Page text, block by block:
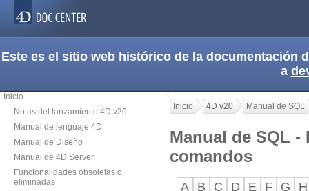
Este es el sitio web histórico de la documentación
a
Inicio
Notas del lanzamiento 4D v20
Manual de lenguaje 4D
Manual de Diseño
Manual de 4D Server
Funcionalidades obsoletas o
eliminadas
Inicio 4D v20 Manual de SQL
Manual de SQL
comandos
A B C D E F G
H